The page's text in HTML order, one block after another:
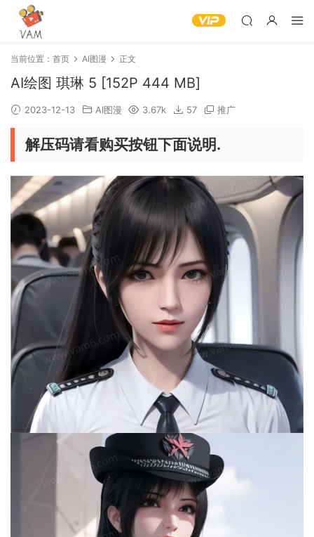
当前位置： 首页 AI图漫 正文
AI绘图 琪琳 5 [152P 444 MB]
2023-12-13 AI图漫 3.67k 57 推广
解压码请看购买按钮下面说明.